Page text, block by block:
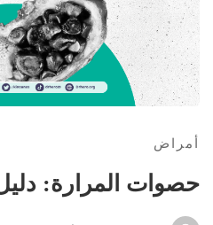
أمراض
حصوات المرارة: